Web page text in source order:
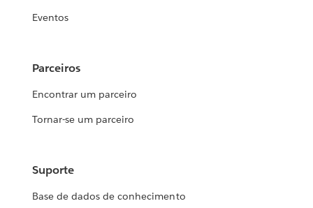
Eventos
Parceiros
Encontrar um parceiro
Tornar-se um parceiro
Suporte
Base de dados de conhecimento